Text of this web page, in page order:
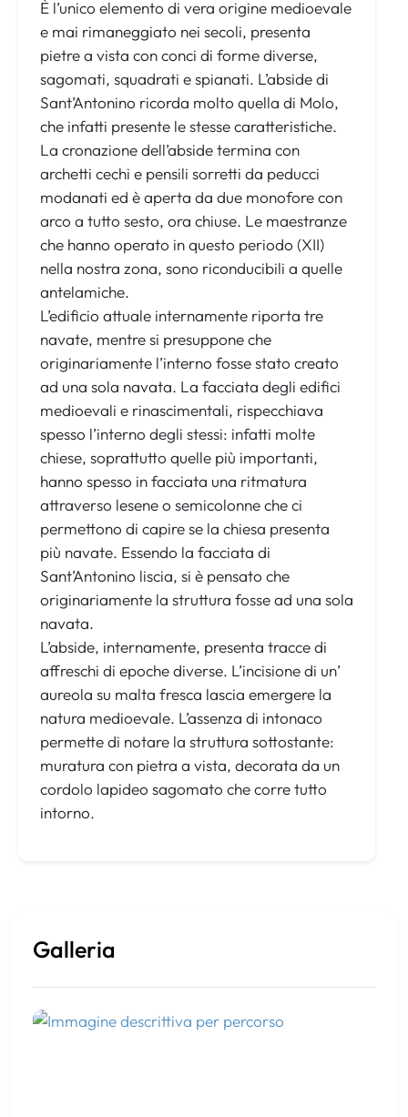
È l’unico elemento di vera origine medioevale
e mai rimaneggiato nei secoli, presenta
pietre a vista con conci di forme diverse,
sagomati, squadrati e spianati. L’abside di
Sant’Antonino ricorda molto quella di Molo,
che infatti presente le stesse caratteristiche.
La cronazione dell’abside termina con
archetti cechi e pensili sorretti da peducci
modanati ed è aperta da due monofore con
arco a tutto sesto, ora chiuse. Le maestranze
che hanno operato in questo periodo (XII)
nella nostra zona, sono riconducibili a quelle
antelamiche.
L’edificio attuale internamente riporta tre
navate, mentre si presuppone che
originariamente l’interno fosse stato creato
ad una sola navata. La facciata degli edifici
medioevali e rinascimentali, rispecchiava
spesso l’interno degli stessi: infatti molte
chiese, soprattutto quelle più importanti,
hanno spesso in facciata una ritmatura
attraverso lesene o semicolonne che ci
permettono di capire se la chiesa presenta
più navate. Essendo la facciata di
Sant’Antonino liscia, si è pensato che
originariamente la struttura fosse ad una sola
navata.
L’abside, internamente, presenta tracce di
affreschi di epoche diverse. L’incisione di un’
aureola su malta fresca lascia emergere la
natura medioevale. L’assenza di intonaco
permette di notare la struttura sottostante:
muratura con pietra a vista, decorata da un
cordolo lapideo sagomato che corre tutto
intorno.
Galleria